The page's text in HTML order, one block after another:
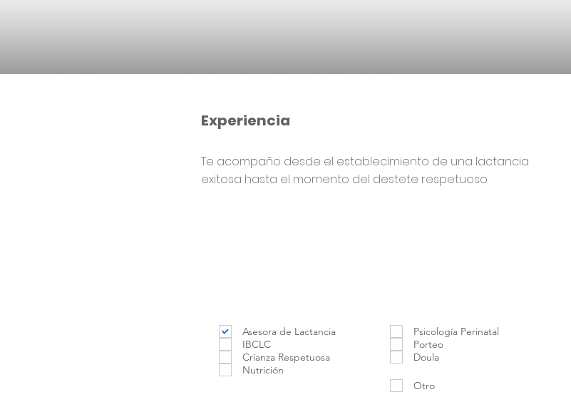
Te acompaño desde el establecimiento de una lactancia
exitosa hasta el momento del destete respetuoso.
Asesora de Lactancia
IBCLC
Crianza Respetuosa
Nutrición
Psicología Perinatal
Porteo
Doula
Otro
Experiencia